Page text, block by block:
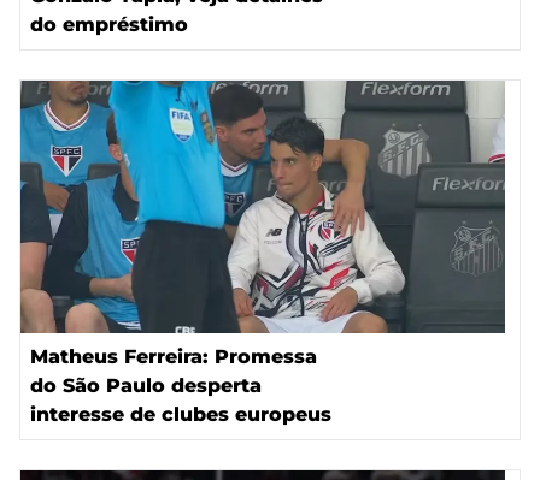
do empréstimo
Matheus Ferreira: Promessa
do São Paulo desperta
interesse de clubes europeus